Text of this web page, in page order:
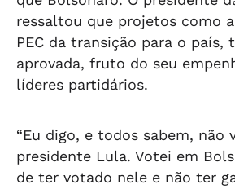
ressaltou que projetos como
PEC da transição para o país,
aprovada, fruto do seu
líderes partidários.
“Eu digo, e todos sabem, não
presidente Lula. Votei em
de ter votado nele e não ter